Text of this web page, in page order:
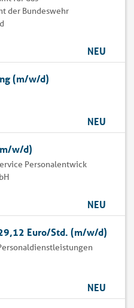
der Bundeswehr
NEU
(m/w/d)
NEU
w/d)
Personalentwick
NEU
Euro/Std. (m/w/d)
NEU